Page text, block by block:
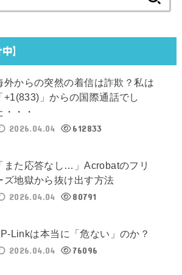
索:
】
外からの突然の着信は詐欺？私は
「+1(833)」からの国際通話でし
・・・
2026.04.04
612833
「また応答なし…」Acrobatのフリ
ズ地獄から抜け出す方法
2026.04.04
80791
Linkは本当に「危ない」のか？
2026.04.04
76096